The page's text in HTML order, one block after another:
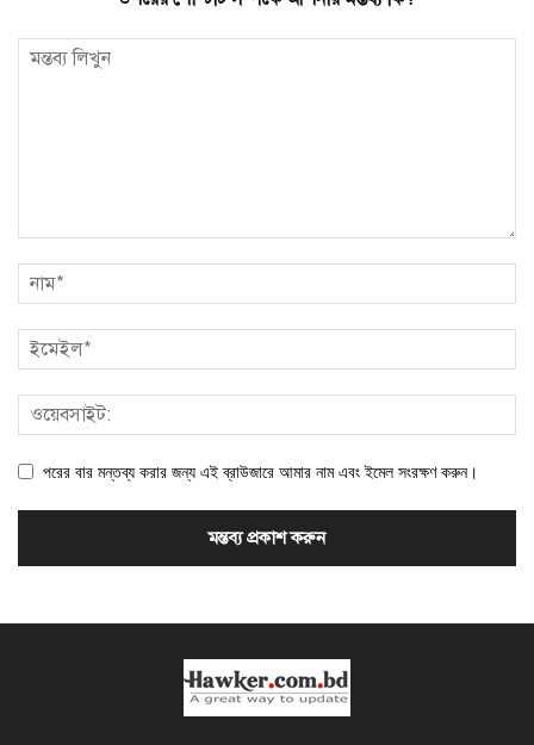
পরের বার মন্তব্য করার জন্য এই ব্রাউজারে আমার নাম এবং ইমেল সংরক্ষণ করুন।